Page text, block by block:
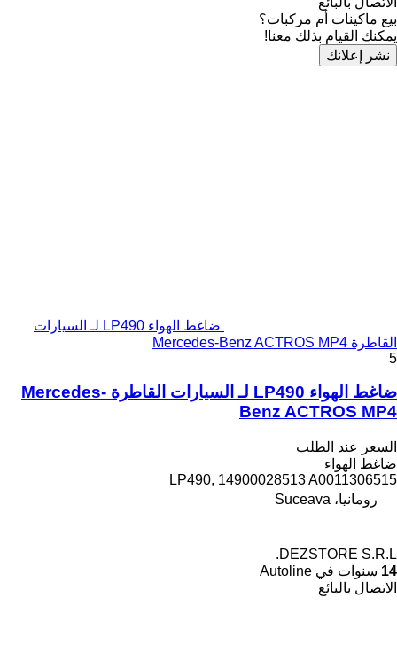
بيع ماكينات أم مركبات؟
يمكنك القيام بذلك معنا!
نشر إعلانك
ضاغط الهواء LP490 لـ السيارات
القاطرة Mercedes-Benz ACTROS MP4
5
ضاغط الهواء LP490 لـ السيارات القاطرة Mercedes-
Benz ACTROS MP4
السعر عند الطلب
ضاغط الهواء
LP490, 14900028513 A0011306515
رومانيا، Suceava
DEZSTORE S.R.L.
14 سنوات في Autoline
الاتصال بالبائع